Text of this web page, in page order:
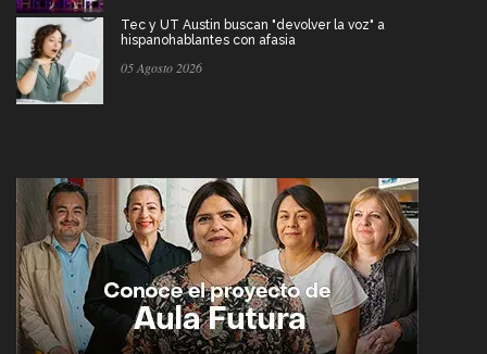
Tec y UT Austin buscan "devolver la voz" a
hispanohablantes con afasia
05 Agosto 2026